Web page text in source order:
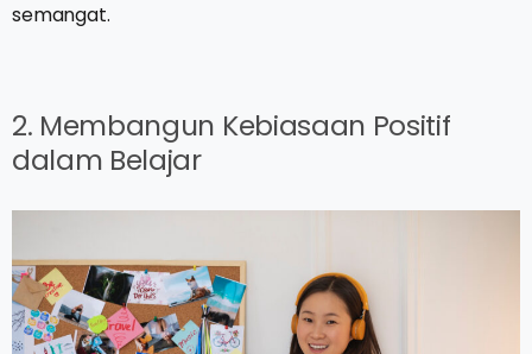
semangat.
2. Membangun Kebiasaan Positif
dalam Belajar